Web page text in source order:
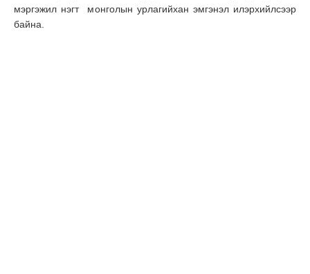
мэргэжил нэгт монголын урлагийхан эмгэнэл илэрхийлсээр
байна.